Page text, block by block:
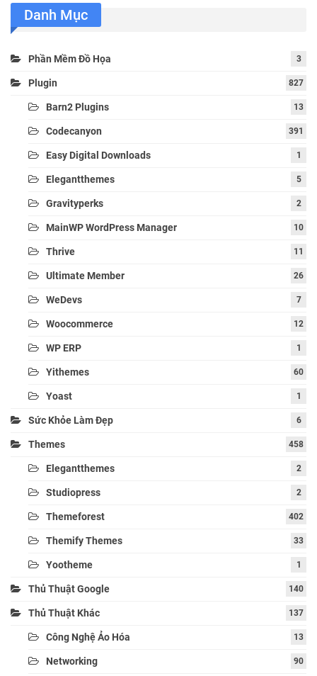
Danh Mục
Phần Mềm Đồ Họa 3
Plugin 827
Barn2 Plugins 13
Codecanyon 391
Easy Digital Downloads 1
Elegantthemes 5
Gravityperks 2
MainWP WordPress Manager 10
Thrive 11
Ultimate Member 26
WeDevs 7
Woocommerce 12
WP ERP 1
Yithemes 60
Yoast 1
Sức Khỏe Làm Đẹp 6
Themes 458
Elegantthemes 2
Studiopress 2
Themeforest 402
Themify Themes 33
Yootheme 1
Thủ Thuật Google 140
Thủ Thuật Khác 137
Công Nghệ Ảo Hóa 13
Networking 90